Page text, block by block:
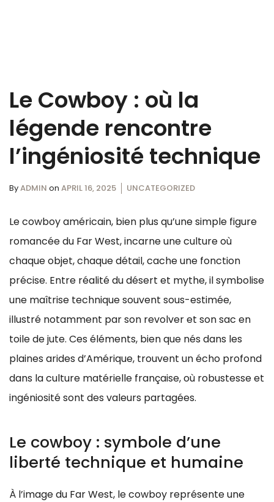
Le Cowboy : où la
légende rencontre
l’ingéniosité technique
ByADMIN on APRIL 16, 2025 UNCATEGORIZED
Le cowboy américain, bien plus qu’une simple figure
romancée du Far West, incarne une culture où
chaque objet, chaque détail, cache une fonction
précise. Entre réalité du désert et mythe, il symbolise
une maîtrise technique souvent sous-estimée,
illustré notamment par son revolver et son sac en
toile de jute. Ces éléments, bien que nés dans les
plaines arides d’Amérique, trouvent un écho profond
dans la culture matérielle française, où robustesse et
ingéniosité sont des valeurs partagées.
Le cowboy : symbole d’une
liberté technique et humaine
À l’image du Far West, le cowboy représente une